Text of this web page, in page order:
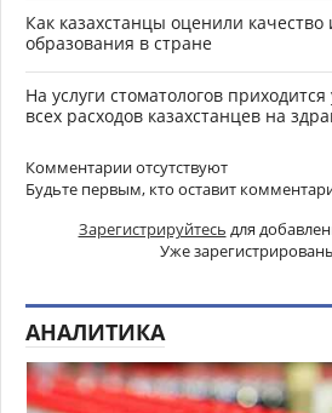
Как казахстанцы оценили качество
образования в стране
На услуги стоматологов
всех расходов казахстанцев на
Комментарии отсутствуют
Будьте первым, кто оставит
Зарегистрируйтесь для
Уже
АНАЛИТИКА